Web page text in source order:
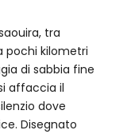
tra
pochi kilometri
di sabbia fine
affaccia il
dove
Disegnato